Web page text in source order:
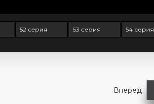
52 серия 53 серия 54 серия
Вперед